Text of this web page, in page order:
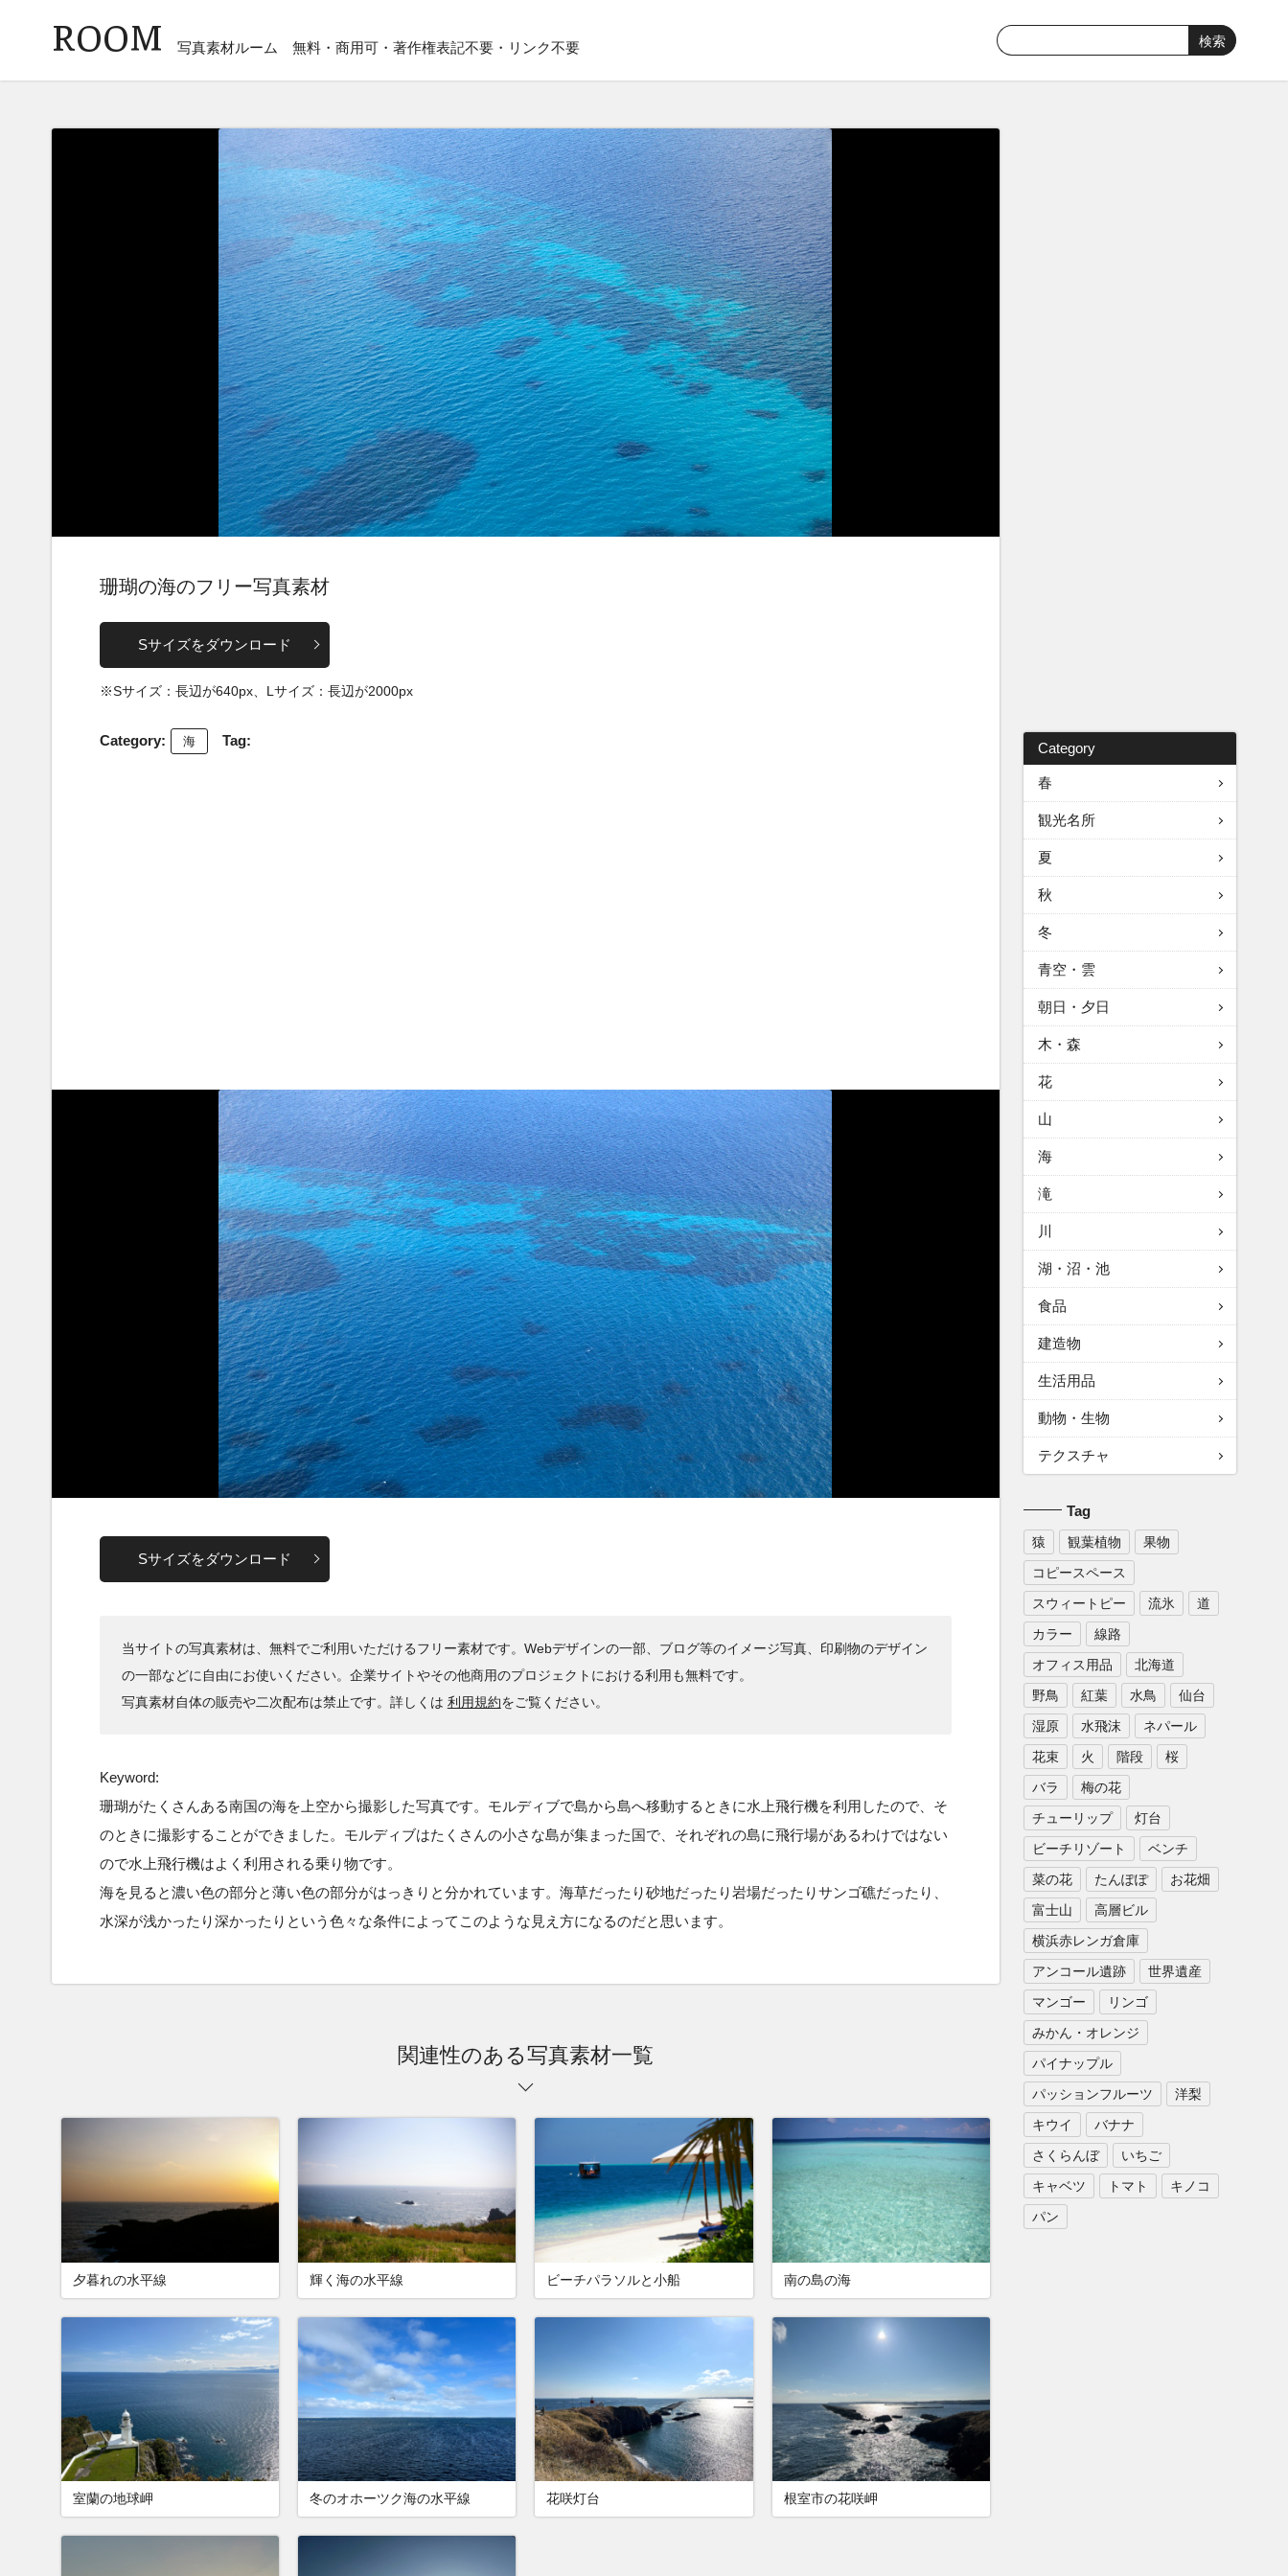
ROOM 写真素材ルーム 無料・商用可・著作権表記不要・リンク不要
珊瑚の海のフリー写真素材
Sサイズをダウンロード
※Sサイズ：長辺が640px、Lサイズ：長辺が2000px
Category: 海 Tag:
Sサイズをダウンロード
当サイトの写真素材は、無料でご利用いただけるフリー素材です。Webデザインの一部、ブログ等のイメージ写真、印刷物のデザイン
の一部などに自由にお使いください。企業サイトやその他商用のプロジェクトにおける利用も無料です。
写真素材自体の販売や二次配布は禁止です。詳しくは 利用規約をご覧ください。
Keyword:
珊瑚がたくさんある南国の海を上空から撮影した写真です。モルディブで島から島へ移動するときに水上飛行機を利用したので、そ
のときに撮影することができました。モルディブはたくさんの小さな島が集まった国で、それぞれの島に飛行場があるわけではない
ので水上飛行機はよく利用される乗り物です。
海を見ると濃い色の部分と薄い色の部分がはっきりと分かれています。海草だったり砂地だったり岩場だったりサンゴ礁だったり、
水深が浅かったり深かったりという色々な条件によってこのような見え方になるのだと思います。
関連性のある写真素材一覧
夕暮れの水平線 輝く海の水平線 ビーチパラソルと小船 南の島の海
室蘭の地球岬 冬のオホーツク海の水平線 花咲灯台 根室市の花咲岬
Category
春
観光名所
夏
秋
冬
青空・雲
朝日・夕日
木・森
花
山
海
滝
川
湖・沼・池
食品
建造物
生活用品
動物・生物
テクスチャ
Tag
猿 観葉植物
果物
コピースペース
スウィートピー
流氷
道
カラー
線路
オフィス用品
北海道
野鳥
紅葉 水鳥
仙台
湿原
水飛沫
ネパール
花束
火 階段
桜
バラ
梅の花
チューリップ
灯台
ビーチリゾート
ベンチ
菜の花
たんぽぽ
お花畑
富士山
高層ビル
横浜赤レンガ倉庫
アンコール遺跡
世界遺産
マンゴー
リンゴ
みかん・オレンジ
パイナップル
パッションフルーツ
洋梨
キウイ
バナナ
さくらんぼ
いちご
キャベツ
トマト
キノコ
パン